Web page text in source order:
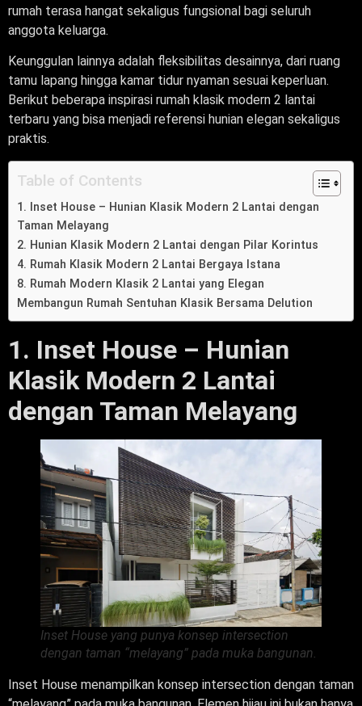
rumah terasa hangat sekaligus fungsional bagi seluruh
anggota keluarga.
Keunggulan lainnya adalah fleksibilitas desainnya, dari ruang
tamu lapang hingga kamar tidur nyaman sesuai keperluan.
Berikut beberapa inspirasi rumah klasik modern 2 lantai
terbaru yang bisa menjadi referensi hunian elegan sekaligus
praktis.
Table of Contents
1. Inset House – Hunian Klasik Modern 2 Lantai dengan
Taman Melayang
2. Hunian Klasik Modern 2 Lantai dengan Pilar Korintus
4. Rumah Klasik Modern 2 Lantai Bergaya Istana
8. Rumah Modern Klasik 2 Lantai yang Elegan
Membangun Rumah Sentuhan Klasik Bersama Delution
1. Inset House – Hunian
Klasik Modern 2 Lantai
dengan Taman Melayang
Inset House yang punya konsep intersection
dengan taman “melayang” pada muka bangunan.
Inset House menampilkan konsep intersection dengan taman